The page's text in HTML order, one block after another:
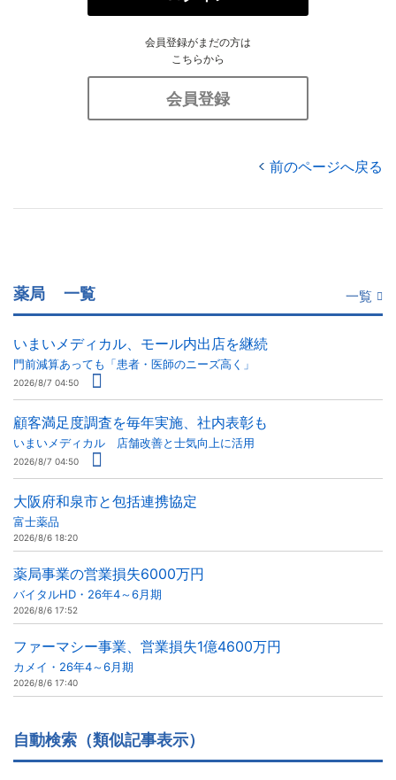
会員登録がまだの方は
こちらから
会員登録
前のページへ戻る
薬局 一覧 一覧
いまいメディカル、モール内出店を継続
門前減算あっても「患者・医師のニーズ高く」
2026/8/7 04:50
顧客満足度調査を毎年実施、社内表彰も
いまいメディカル 店舗改善と士気向上に活用
2026/8/7 04:50
大阪府和泉市と包括連携協定
富士薬品
2026/8/6 18:20
薬局事業の営業損失6000万円
バイタルHD・26年4～6月期
2026/8/6 17:52
ファーマシー事業、営業損失1億4600万円
カメイ・26年4～6月期
2026/8/6 17:40
自動検索（類似記事表示）